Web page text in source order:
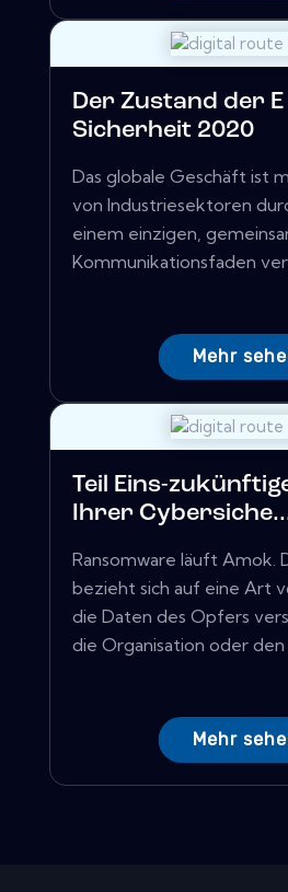
Der Zustand der E
Sicherheit 2020
Das globale Geschäft ist
von Industriesektoren
einem einzigen,
Kommunikationsfaden
Mehr
Teil Eins-
Ihrer
Ransomware läuft Amok.
bezieht sich auf eine Art
die Daten des Opfers
die Organisation oder den
Mehr